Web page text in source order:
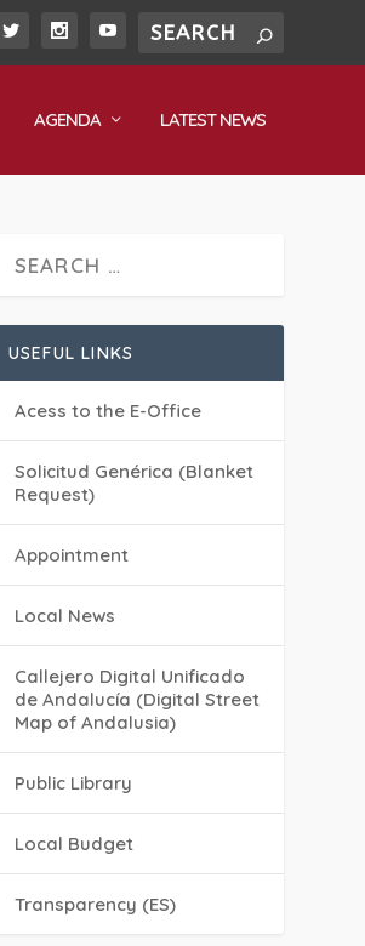
AGENDA LATEST NEWS
USEFUL LINKS
Acess to the E-Office
Solicitud Genérica (Blanket
Request)
Appointment
Local News
Callejero Digital Unificado
de Andalucía (Digital Street
Map of Andalusia)
Public Library
Local Budget
Transparency (ES)